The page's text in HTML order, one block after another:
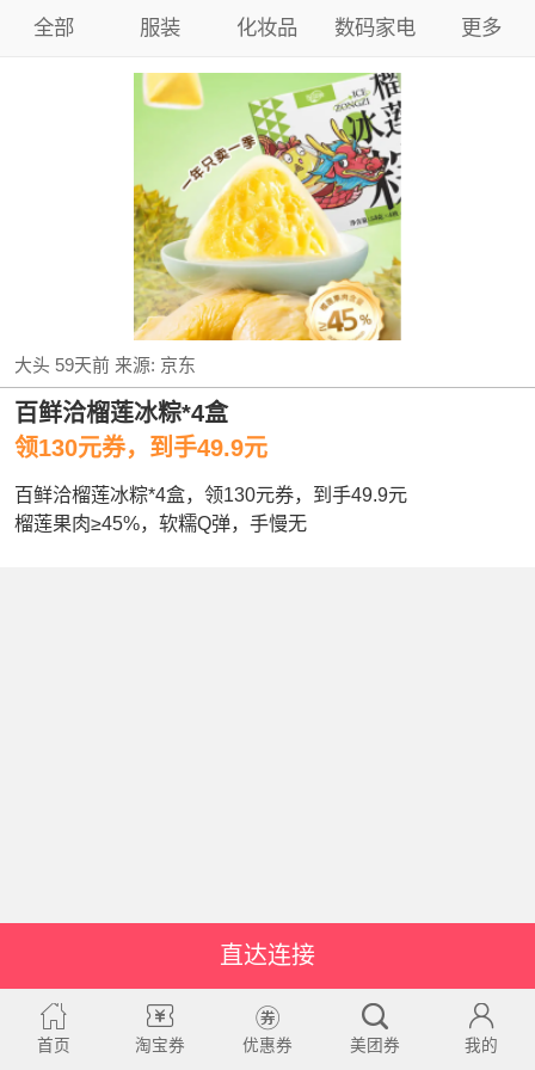
全部 服装 化妆品 数码家电 更多
大头 59天前来源: 京东
百鲜洽榴莲冰粽*4盒
领130元券，到手49.9元
百鲜洽榴莲冰粽*4盒，领130元券，到手49.9元
榴莲果肉≥45%，软糯Q弹，手慢无
直达连接
首页 淘宝券 优惠券 美团券 我的